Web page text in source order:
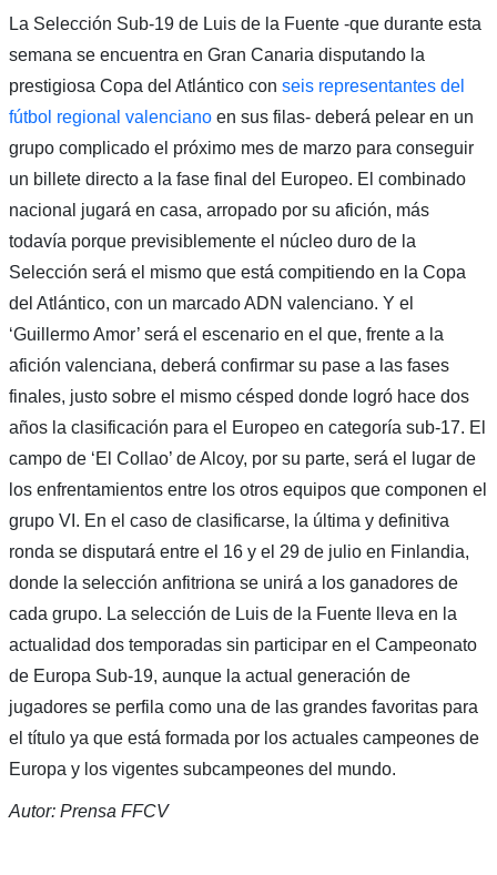
La Selección Sub-19 de Luis de la Fuente -que durante esta
semana se encuentra en Gran Canaria disputando la
prestigiosa Copa del Atlántico con seis representantes del
fútbol regional valencianoen sus filas- deberá pelear en un
grupo complicado el próximo mes de marzo para conseguir
un billete directo a la fase final del Europeo. El combinado
nacional jugará en casa, arropado por su afición, más
todavía porque previsiblemente el núcleo duro de la
Selección será el mismo que está compitiendo en la Copa
del Atlántico, con un marcado ADN valenciano. Y el
‘Guillermo Amor’ será el escenario en el que, frente a la
afición valenciana, deberá confirmar su pase a las fases
finales, justo sobre el mismo césped donde logró hace dos
años la clasificación para el Europeo en categoría sub-17. El
campo de ‘El Collao’ de Alcoy, por su parte, será el lugar de
los enfrentamientos entre los otros equipos que componen el
grupo VI. En el caso de clasificarse, la última y definitiva
ronda se disputará entre el 16 y el 29 de julio en Finlandia,
donde la selección anfitriona se unirá a los ganadores de
cada grupo. La selección de Luis de la Fuente lleva en la
actualidad dos temporadas sin participar en el Campeonato
de Europa Sub-19, aunque la actual generación de
jugadores se perfila como una de las grandes favoritas para
el título ya que está formada por los actuales campeones de
Europa y los vigentes subcampeones del mundo.
Autor: Prensa FFCV